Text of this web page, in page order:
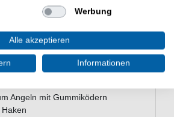
flexibel verbunden, sodass der
der Spro Freestyle
Angeln mit Gummiködern
Werbung
Alle akzeptieren
Informationen